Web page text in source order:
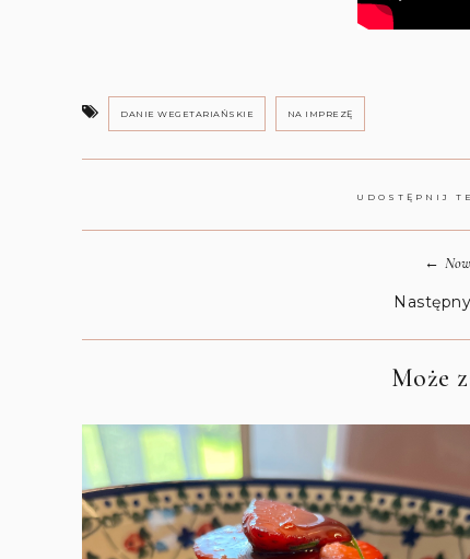
DANIE WEGETARIAŃSKIE NA IMPREZĘ
UDOSTĘPNIJ
←
Może